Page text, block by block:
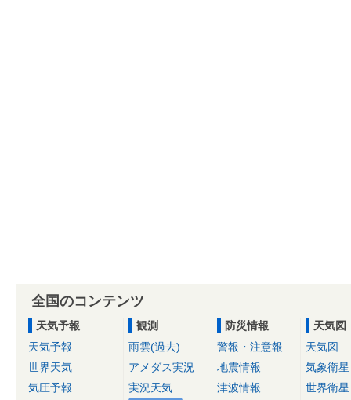
全国のコンテンツ
天気予報
天気予報
世界天気
気圧予報
観測
雨雲(過去)
アメダス実況
実況天気
防災情報
警報・注意報
地震情報
津波情報
天気図
天気図
気象衛星
世界衛星